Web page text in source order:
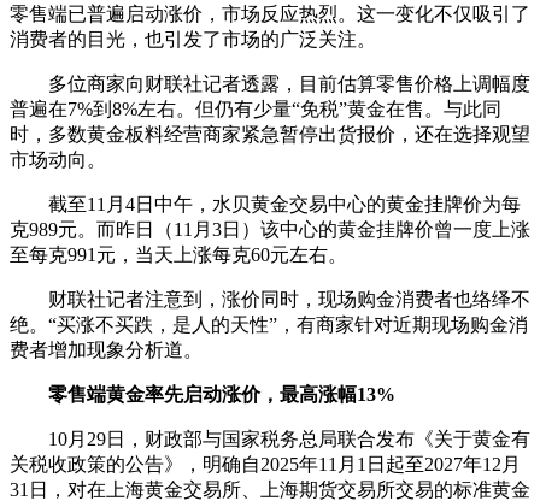
零售端已普遍启动涨价，市场反应热烈。这一变化不仅吸引了
消费者的目光，也引发了市场的广泛关注。
多位商家向财联社记者透露，目前估算零售价格上调幅度
普遍在7%到8%左右。但仍有少量“免税”黄金在售。与此同
时，多数黄金板料经营商家紧急暂停出货报价，还在选择观望
市场动向。
截至11月4日中午，水贝黄金交易中心的黄金挂牌价为每
克989元。而昨日（11月3日）该中心的黄金挂牌价曾一度上涨
至每克991元，当天上涨每克60元左右。
财联社记者注意到，涨价同时，现场购金消费者也络绎不
绝。“买涨不买跌，是人的天性”，有商家针对近期现场购金消
费者增加现象分析道。
零售端黄金率先启动涨价，最高涨幅13%
10月29日，财政部与国家税务总局联合发布《关于黄金有
关税收政策的公告》，明确自2025年11月1日起至2027年12月
31日，对在上海黄金交易所、上海期货交易所交易的标准黄金